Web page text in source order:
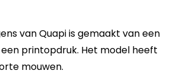
van Quapi is gemaakt van een
printopdruk. Het model heeft
mouwen.